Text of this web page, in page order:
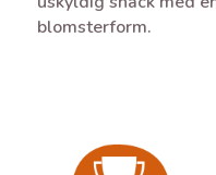
blomsterform.